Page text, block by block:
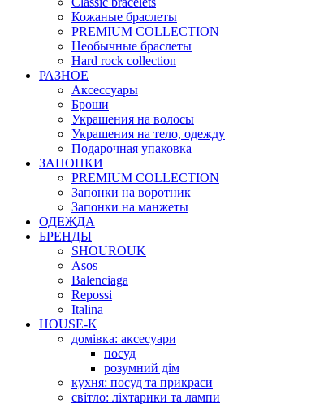
Кожаные браслеты
PREMIUM COLLECTION
Необычные браслеты
Hard rock collection
РАЗНОЕ
Аксессуары
Броши
Украшения на волосы
Украшения на тело, одежду
Подарочная упаковка
ЗАПОНКИ
PREMIUM COLLECTION
Запонки на воротник
Запонки на манжеты
ОДЕЖДА
БРЕНДЫ
SHOUROUK
Asos
Balenciaga
Repossi
Italina
HOUSE-K
домівка: аксесуари
посуд
розумний дім
кухня: посуд та прикраси
світло: ліхтарики та лампи